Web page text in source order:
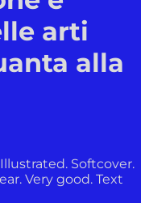
arti
alla
Softcover.
Very good. Text